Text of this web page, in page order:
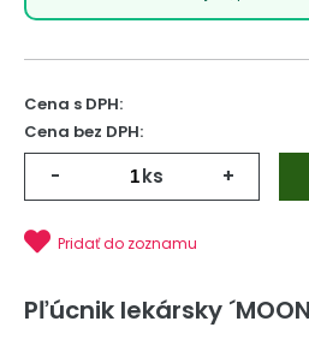
Cena s DPH:
Cena bez DPH:
- ks +
Pridať do zoznamu
Pľúcnik lekársky